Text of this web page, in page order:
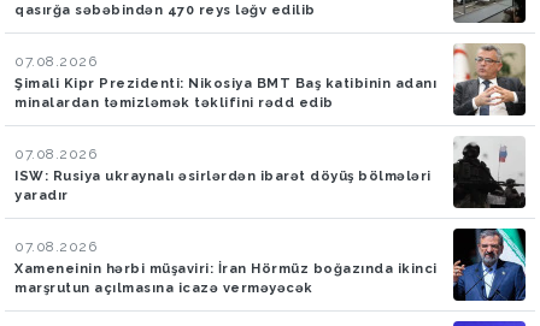
qasırğa səbəbindən 470 reys ləğv edilib
07.08.2026
Şimali Kipr Prezidenti: Nikosiya BMT Baş katibinin adanı
minalardan təmizləmək təklifini rədd edib
07.08.2026
ISW: Rusiya ukraynalı əsirlərdən ibarət döyüş bölmələri
yaradır
07.08.2026
Xameneinin hərbi müşaviri: İran Hörmüz boğazında ikinci
marşrutun açılmasına icazə verməyəcək